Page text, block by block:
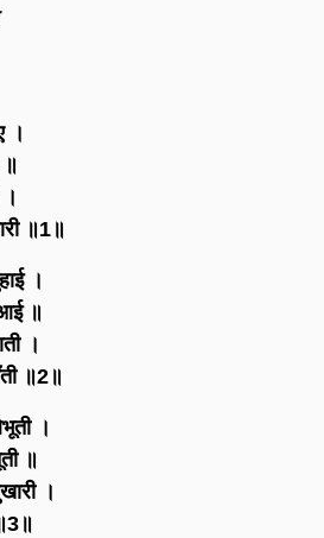
।
॥
।
॥1॥
।
॥
।
॥2॥
।
॥
।